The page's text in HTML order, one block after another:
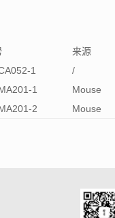
来源
1 /
1 Mouse
2 Mouse